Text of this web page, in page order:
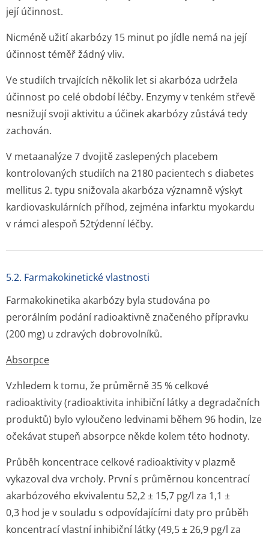
její účinnost.
Nicméně užití akarbózy 15 minut po jídle nemá na její
účinnost téměř žádný vliv.
Ve studiích trvajících několik let si akarbóza udržela
účinnost po celé období léčby. Enzymy v tenkém střevě
nesnižují svoji aktivitu a účinek akarbózy zůstává tedy
zachován.
V metaanalýze 7 dvojitě zaslepených placebem
kontrolovaných studiích na 2180 pacientech s diabetes
mellitus 2. typu snižovala akarbóza významně výskyt
kardiovaskulárních příhod, zejména infarktu myokardu
v rámci alespoň 52týdenní léčby.
5.2. Farmakokinetické vlastnosti
Farmakokinetika akarbózy byla studována po
perorálním podání radioaktivně značeného přípravku
(200 mg) u zdravých dobrovolníků.
Absorpce
Vzhledem k tomu, že průměrně 35 % celkové
radioaktivity (radioaktivita inhibiční látky a degradačních
produktů) bylo vyloučeno ledvinami během 96 hodin, lze
očekávat stupeň absorpce někde kolem této hodnoty.
Průběh koncentrace celkové radioaktivity v plazmě
vykazoval dva vrcholy. První s průměrnou koncentrací
akarbózového ekvivalentu 52,2 ± 15,7 pg/l za 1,1 ±
0,3 hod je v souladu s odpovídajícími daty pro průběh
koncentrací vlastní inhibiční látky (49,5 ± 26,9 pg/l za